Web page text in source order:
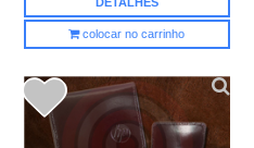
colocar no carrinho